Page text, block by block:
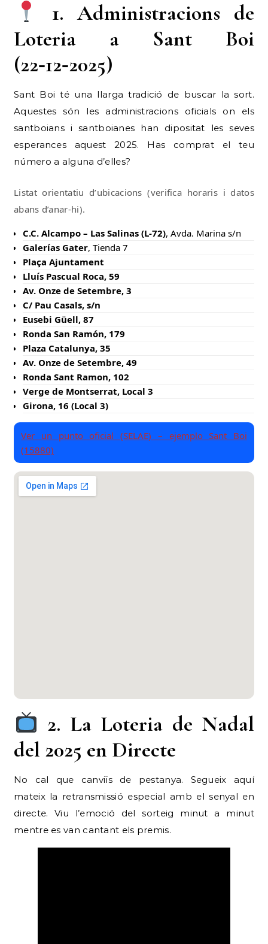
1. Administracions de
Loteria a Sant Boi
(22‑12‑2025)
Sant Boi té una llarga tradició de buscar la sort.
Aquestes són les administracions oficials on els
santboians i santboianes han dipositat les seves
esperances aquest 2025. Has comprat el teu
número a alguna d’elles?
Listat orientatiu d’ubicacions (verifica horaris i datos
abans d’anar-hi).
C.C. Alcampo – Las Salinas (L-72), Avda. Marina s/n
Galerías Gater, Tienda 7
Plaça Ajuntament
Lluís Pascual Roca, 59
Av. Onze de Setembre, 3
C/ Pau Casals, s/n
Eusebi Güell, 87
Ronda San Ramón, 179
Plaza Catalunya, 35
Av. Onze de Setembre, 49
Ronda Sant Ramon, 102
Verge de Montserrat, Local 3
Girona, 16 (Local 3)
Ver un punto oficial (SELAE) – ejemplo Sant Boi
(15880)
2. La Loteria de Nadal
del 2025 en Directe
No cal que canviïs de pestanya. Segueix aquí
mateix la retransmissió especial amb el senyal en
directe. Viu l’emoció del sorteig minut a minut
mentre es van cantant els premis.